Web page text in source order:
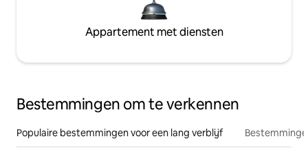
Appartement met diensten
Bestemmingen om te verkennen
Populaire bestemmingen voor een lang verblijf